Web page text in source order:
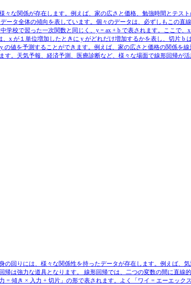
な関係が存在します。例えば、家の広さと価格、勉強時間とテ
ータ全体の傾向を表しています。個々のデータは、必ずしもこの
校で習った一次関数と同じく、y = ax + b で表されます。ここで
x が１単位増加したときに y がどれだけ増加するかを表し、切片
値を予測することができます。例えば、家の広さと価格の関係
。天気予報、経済予測、医療診断など、様々な場面で線形回帰
回りには、様々な関係性を持ったデータが存在します。例えば
は強力な道具となります。 線形回帰では、二つの変数の間に直
傾き × 入力 + 切片」の形で表されます。よく「ワイ = エーエッ